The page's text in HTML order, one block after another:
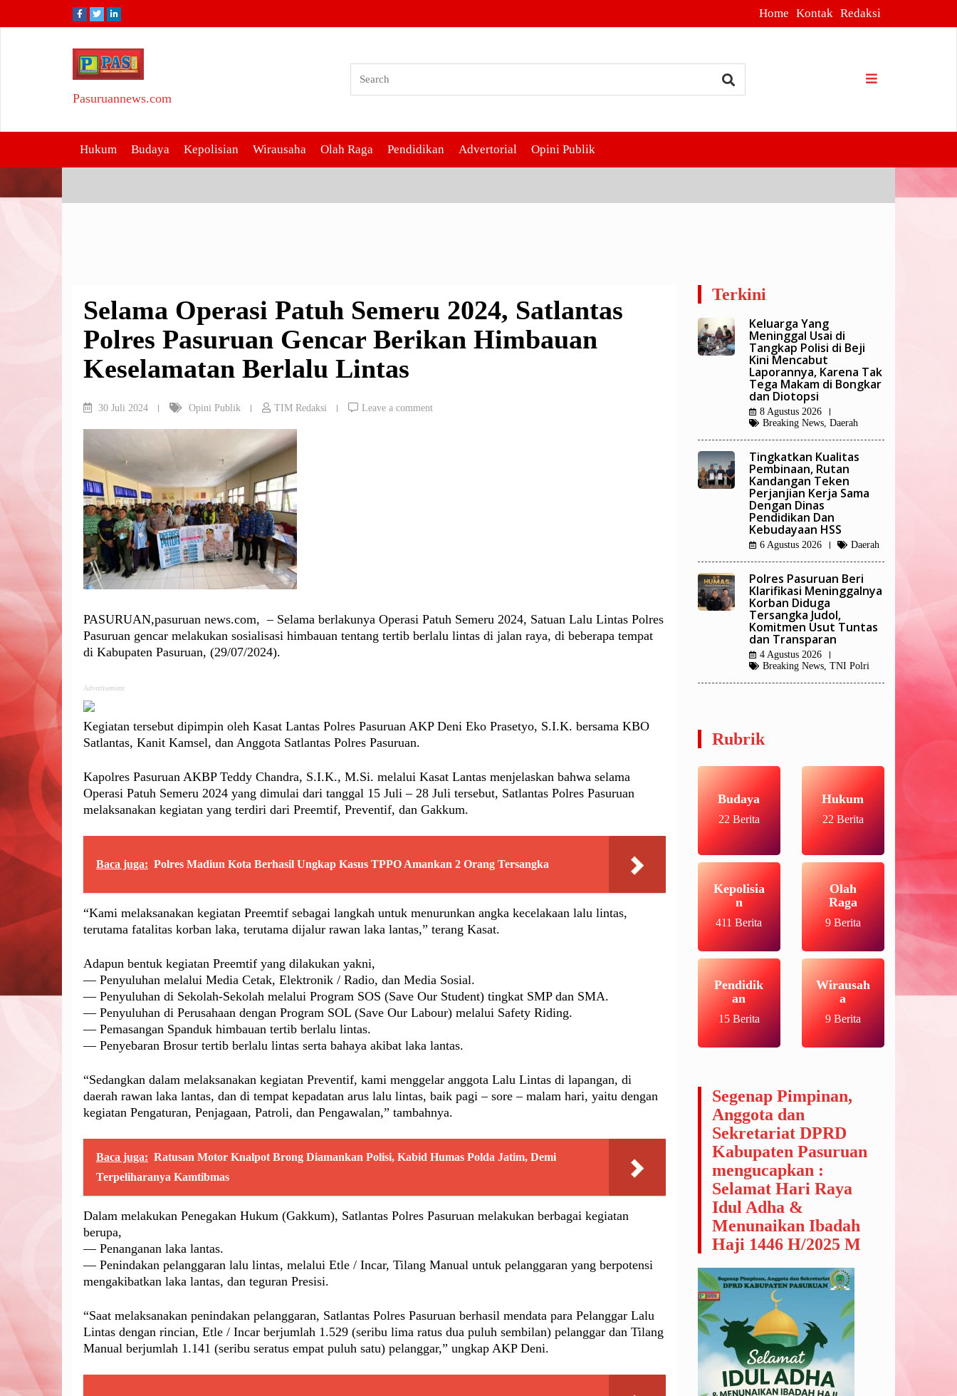
to
Home Kontak Redaksi
Pasuruannews.com
Hukum Budaya Kepolisian Wirausaha Olah Raga Pendidikan Advertorial Opini Publik
Selama Operasi Patuh Semeru 2024, Satlantas Polres Pasuruan Gencar
Berikan Himbauan Keselamatan Berlalu Lintas
Selama Operasi Patuh Semeru 2024, Satlantas
Polres Pasuruan Gencar Berikan Himbauan
Keselamatan Berlalu Lintas
30 Juli 2024 Opini Publik TIM Redaksi Leave a comment
PASURUAN,pasuruan news.com, – Selama berlakunya Operasi Patuh Semeru 2024, Satuan Lalu Lintas Polres
Pasuruan gencar melakukan sosialisasi himbauan tentang tertib berlalu lintas di jalan raya, di beberapa tempat
di Kabupaten Pasuruan, (29/07/2024).
Advertisement
Kegiatan tersebut dipimpin oleh Kasat Lantas Polres Pasuruan AKP Deni Eko Prasetyo, S.I.K. bersama KBO
Satlantas, Kanit Kamsel, dan Anggota Satlantas Polres Pasuruan.
Kapolres Pasuruan AKBP Teddy Chandra, S.I.K., M.Si. melalui Kasat Lantas menjelaskan bahwa selama
Operasi Patuh Semeru 2024 yang dimulai dari tanggal 15 Juli – 28 Juli tersebut, Satlantas Polres Pasuruan
melaksanakan kegiatan yang terdiri dari Preemtif, Preventif, dan Gakkum.
Baca juga: Polres Madiun Kota Berhasil Ungkap Kasus TPPO Amankan 2 Orang Tersangka
“Kami melaksanakan kegiatan Preemtif sebagai langkah untuk menurunkan angka kecelakaan lalu lintas,
terutama fatalitas korban laka, terutama dijalur rawan laka lantas,” terang Kasat.
Adapun bentuk kegiatan Preemtif yang dilakukan yakni,
— Penyuluhan melalui Media Cetak, Elektronik / Radio, dan Media Sosial.
— Penyuluhan di Sekolah-Sekolah melalui Program SOS (Save Our Student) tingkat SMP dan SMA.
— Penyuluhan di Perusahaan dengan Program SOL (Save Our Labour) melalui Safety Riding.
— Pemasangan Spanduk himbauan tertib berlalu lintas.
— Penyebaran Brosur tertib berlalu lintas serta bahaya akibat laka lantas.
“Sedangkan dalam melaksanakan kegiatan Preventif, kami menggelar anggota Lalu Lintas di lapangan, di
daerah rawan laka lantas, dan di tempat kepadatan arus lalu lintas, baik pagi – sore – malam hari, yaitu dengan
kegiatan Pengaturan, Penjagaan, Patroli, dan Pengawalan,” tambahnya.
Baca juga: Ratusan Motor Knalpot Brong Diamankan Polisi, Kabid Humas Polda Jatim, Demi
Terpeliharanya Kamtibmas
Dalam melakukan Penegakan Hukum (Gakkum), Satlantas Polres Pasuruan melakukan berbagai kegiatan
berupa,
— Penanganan laka lantas.
— Penindakan pelanggaran lalu lintas, melalui Etle / Incar, Tilang Manual untuk pelanggaran yang berpotensi
mengakibatkan laka lantas, dan teguran Presisi.
“Saat melaksanakan penindakan pelanggaran, Satlantas Polres Pasuruan berhasil mendata para Pelanggar Lalu
Lintas dengan rincian, Etle / Incar berjumlah 1.529 (seribu lima ratus dua puluh sembilan) pelanggar dan Tilang
Manual berjumlah 1.141 (seribu seratus empat puluh satu) pelanggar,” ungkap AKP Deni.
Terkini
Keluarga Yang
Meninggal Usai di
Tangkap Polisi di Beji
Kini Mencabut
Laporannya, Karena Tak
Tega Makam di Bongkar
dan Diotopsi
8 Agustus 2026
Breaking News, Daerah
Tingkatkan Kualitas
Pembinaan, Rutan
Kandangan Teken
Perjanjian Kerja Sama
Dengan Dinas
Pendidikan Dan
Kebudayaan HSS
6 Agustus 2026 Daerah
Polres Pasuruan Beri
Klarifikasi Meninggalnya
Korban Diduga
Tersangka Judol,
Komitmen Usut Tuntas
dan Transparan
4 Agustus 2026
Breaking News, TNI Polri
Rubrik
Budaya
22 Berita
Hukum
22 Berita
Kepolisia
n
411 Berita
Olah
Raga
9 Berita
Pendidik
an
15 Berita
Wirausah
a
9 Berita
Segenap Pimpinan,
Anggota dan
Sekretariat DPRD
Kabupaten Pasuruan
mengucapkan :
Selamat Hari Raya
Idul Adha &
Menunaikan Ibadah
Haji 1446 H/2025 M